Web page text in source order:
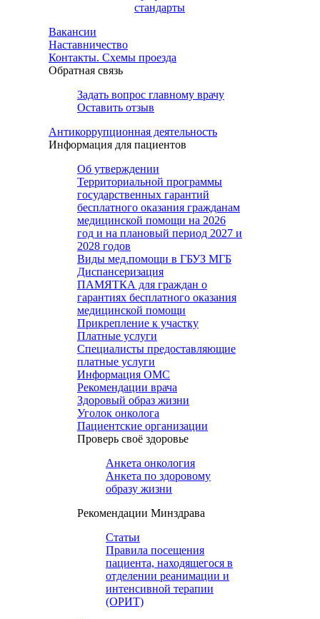
стандарты
Вакансии
Наставничество
Контакты. Схемы проезда
Обратная связь
Задать вопрос главному врачу
Оставить отзыв
Антикоррупционная деятельность
Информация для пациентов
Об утверждении
Территориальной программы
государственных гарантий
бесплатного оказания гражданам
медицинской помощи на 2026
год и на плановый период 2027 и
2028 годов
Виды мед.помощи в ГБУЗ МГБ
Диспансеризация
ПАМЯТКА для граждан о
гарантиях бесплатного оказания
медицинской помощи
Прикрепление к участку
Платные услуги
Специалисты предоставляющие
платные услуги
Информация ОМС
Рекомендации врача
Здоровый образ жизни
Уголок онколога
Пациентские организации
Проверь своё здоровье
Анкета онкология
Анкета по здоровому
образу жизни
Рекомендации Минздрава
Статьи
Правила посещения
пациента, находящегося в
отделении реанимации и
интенсивной терапии
(ОРИТ)